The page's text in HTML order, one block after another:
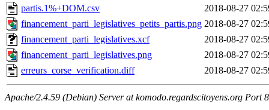
partis.1%+DOM.csv
2018-08-27
financement_parti_legislatives_petits_partis.png 2018-08-27
financement_parti_legislatives.xcf
2018-08-27
financement_parti_legislatives.png
2018-08-27
erreurs_corse_verification.diff
2018-08-27
Apache/2.4.59 (Debian) Server at komodo.regardscitoyens.org Port